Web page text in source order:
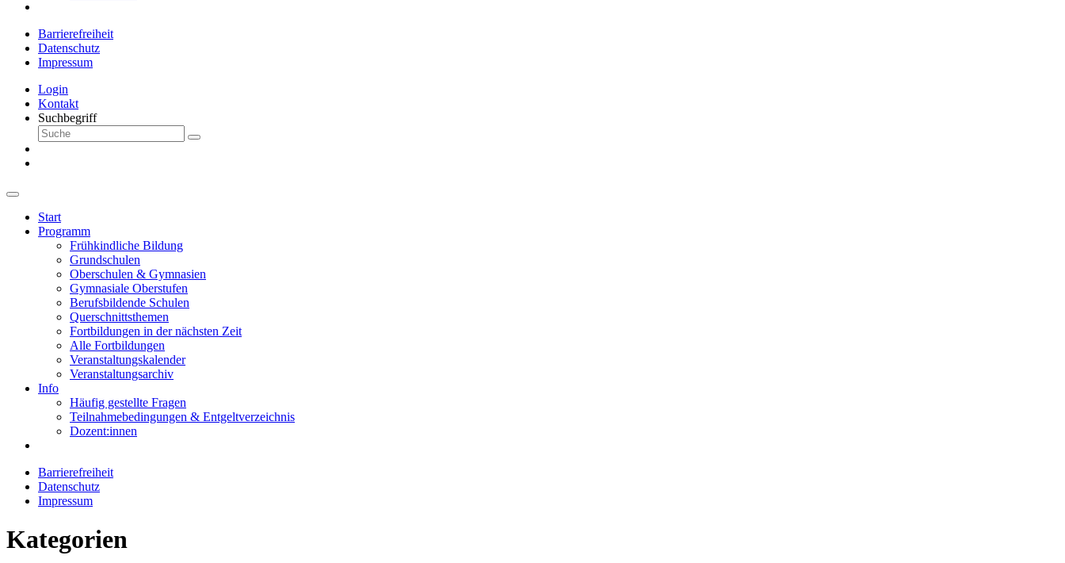
Barrierefreiheit
Datenschutz
Impressum
Login
Kontakt
Suchbegriff
Start
Programm
Frühkindliche Bildung
Grundschulen
Oberschulen & Gymnasien
Gymnasiale Oberstufen
Berufsbildende Schulen
Querschnittsthemen
Fortbildungen in der nächsten Zeit
Alle Fortbildungen
Veranstaltungskalender
Veranstaltungsarchiv
Info
Häufig gestellte Fragen
Teilnahmebedingungen & Entgeltverzeichnis
Dozent:innen
Barrierefreiheit
Datenschutz
Impressum
Kategorien